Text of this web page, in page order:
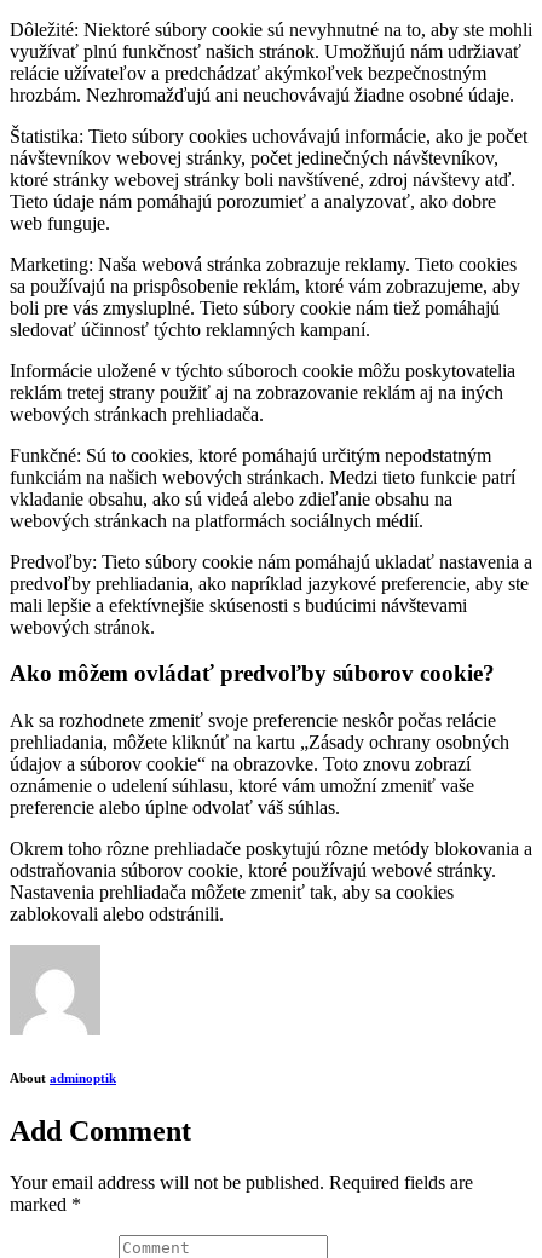
Dôležité: Niektoré súbory cookie sú nevyhnutné na to, aby ste mohli
využívať plnú funkčnosť našich stránok. Umožňujú nám udržiavať
relácie užívateľov a predchádzať akýmkoľvek bezpečnostným
hrozbám. Nezhromažďujú ani neuchovávajú žiadne osobné údaje.
Štatistika: Tieto súbory cookies uchovávajú informácie, ako je počet
návštevníkov webovej stránky, počet jedinečných návštevníkov,
ktoré stránky webovej stránky boli navštívené, zdroj návštevy atď.
Tieto údaje nám pomáhajú porozumieť a analyzovať, ako dobre
web funguje.
Marketing: Naša webová stránka zobrazuje reklamy. Tieto cookies
sa používajú na prispôsobenie reklám, ktoré vám zobrazujeme, aby
boli pre vás zmysluplné. Tieto súbory cookie nám tiež pomáhajú
sledovať účinnosť týchto reklamných kampaní.
Informácie uložené v týchto súboroch cookie môžu poskytovatelia
reklám tretej strany použiť aj na zobrazovanie reklám aj na iných
webových stránkach prehliadača.
Funkčné: Sú to cookies, ktoré pomáhajú určitým nepodstatným
funkciám na našich webových stránkach. Medzi tieto funkcie patrí
vkladanie obsahu, ako sú videá alebo zdieľanie obsahu na
webových stránkach na platformách sociálnych médií.
Predvoľby: Tieto súbory cookie nám pomáhajú ukladať nastavenia a
predvoľby prehliadania, ako napríklad jazykové preferencie, aby ste
mali lepšie a efektívnejšie skúsenosti s budúcimi návštevami
webových stránok.
Ako môžem ovládať predvoľby súborov cookie?
Ak sa rozhodnete zmeniť svoje preferencie neskôr počas relácie
prehliadania, môžete kliknúť na kartu „Zásady ochrany osobných
údajov a súborov cookie“ na obrazovke. Toto znovu zobrazí
oznámenie o udelení súhlasu, ktoré vám umožní zmeniť vaše
preferencie alebo úplne odvolať váš súhlas.
Okrem toho rôzne prehliadače poskytujú rôzne metódy blokovania a
odstraňovania súborov cookie, ktoré používajú webové stránky.
Nastavenia prehliadača môžete zmeniť tak, aby sa cookies
zablokovali alebo odstránili.
About adminoptik
Add Comment
Your email address will not be published. Required fields are
marked *